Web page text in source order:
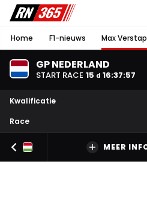
Home F1-nieuws Max
GP NEDERLAND
START RACE 15 d 16:37:57
Kwalificatie
Race
MEER